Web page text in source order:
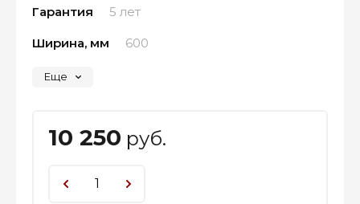
Гарантия 5 лет
Ширина, мм 600
Еще
10 250 руб.